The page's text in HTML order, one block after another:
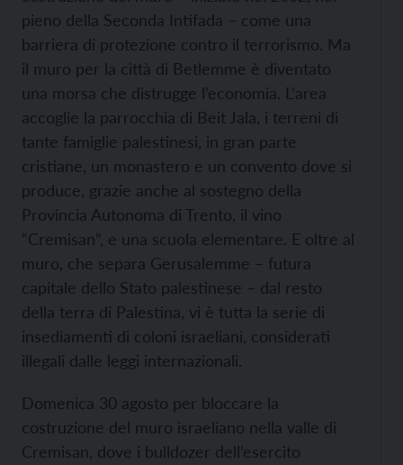
pieno della Seconda Intifada – come una
barriera di protezione contro il terrorismo. Ma
il muro per la città di Betlemme è diventato
una morsa che distrugge l’economia. L’area
accoglie la parrocchia di Beit Jala, i terreni di
tante famiglie palestinesi, in gran parte
cristiane, un monastero e un convento dove si
produce, grazie anche al sostegno della
Provincia Autonoma di Trento, il vino
“Cremisan”, e una scuola elementare. E oltre al
muro, che separa Gerusalemme – futura
capitale dello Stato palestinese – dal resto
della terra di Palestina, vi è tutta la serie di
insediamenti di coloni israeliani, considerati
illegali dalle leggi internazionali.
Domenica 30 agosto per bloccare la
costruzione del muro israeliano nella valle di
Cremisan, dove i bulldozer dell’esercito